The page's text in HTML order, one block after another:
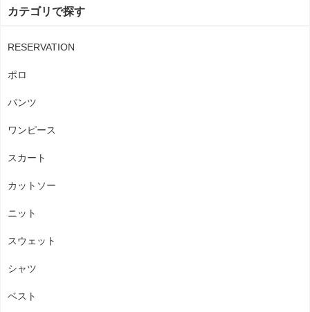
カテゴリで探す
RESERVATION
ポロ
パンツ
ワンピース
スカート
カットソー
ニット
スウェット
シャツ
ベスト